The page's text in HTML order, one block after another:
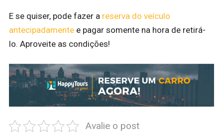
E se quiser, pode fazer a reserva do veículo
antecipadamente e pagar somente na hora de retirá-
lo. Aproveite as condições!
Avalie o post